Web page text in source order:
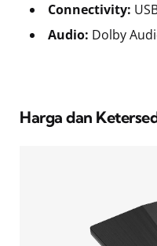
Connectivity:
Audio: Dolby
Harga dan